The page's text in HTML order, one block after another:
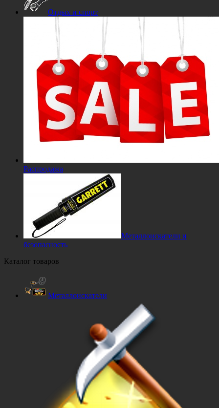
Отдых и спорт
Распродажа
Металлоискатели и
безопасность
Каталог товаров
Металлоискатели